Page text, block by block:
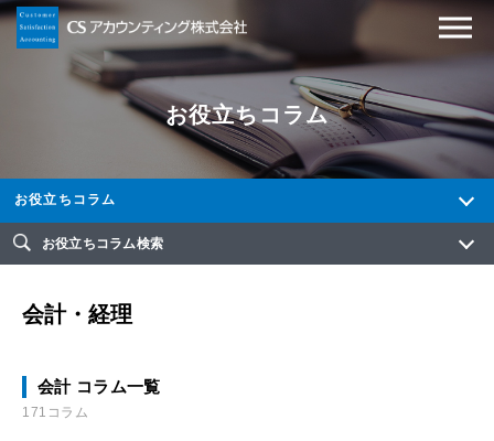
お役立ちコラム
お役立ちコラム
お役立ちコラム検索
会計・経理
会計 コラム一覧
171コラム